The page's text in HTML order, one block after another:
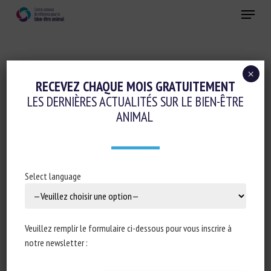
Menu
Conduite d'élevage et relations humain-animal
Réglementation
ÉCRITE À LA QUESTION E-002772/23 : EU
LEGISLATION ON USE OF HAZARDOUS
SUBSTANCES IN ELECTRICAL EQUIPMENT:
CONSEQUENCES FOR ANIMAL WELFARE
RECEVEZ CHAQUE MOIS GRATUITEMENT
LES DERNIÈRES ACTUALITÉS SUR LE BIEN-ÊTRE
ANIMAL
Select language
Veuillez remplir le formulaire ci-dessous pour vous inscrire à
notre newsletter :
×